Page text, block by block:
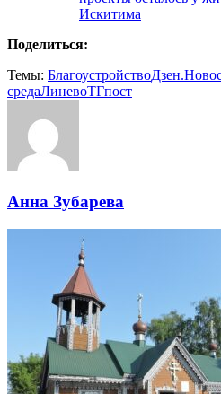
Искитима
Поделиться:
Темы: Благоустройство
средаЛиневоТГпост
Анна Зубарева